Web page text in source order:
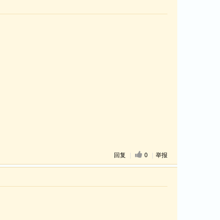
回复 | 0 | 举报